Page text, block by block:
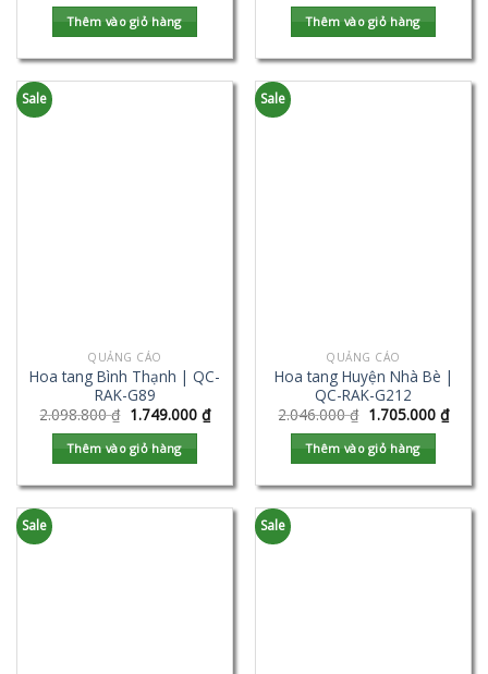
Thêm vào giỏ hàng Thêm vào giỏ hàng
Sale
QUẢNG CÁO
Hoa tang Bình Thạnh | QC-
RAK-G89
2.098.800₫ 1.749.000 ₫
Thêm vào giỏ hàng
Sale
QUẢNG CÁO
Hoa tang Huyện Nhà Bè |
QC-RAK-G212
2.046.000₫ 1.705.000 ₫
Thêm vào giỏ hàng
Sale Sale